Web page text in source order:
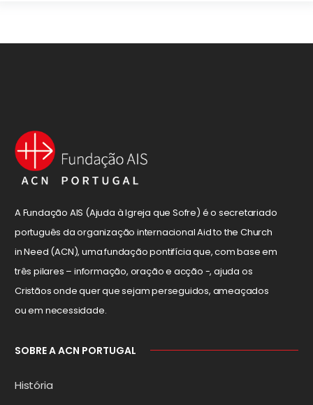
A Fundação AIS (Ajuda à Igreja que Sofre) é o secretariado
português da organização internacional Aid to the Church
in Need (ACN), uma fundação pontifícia que, com base em
três pilares – informação, oração e acção -, ajuda os
Cristãos onde quer que sejam perseguidos, ameaçados
ou em necessidade.
SOBRE A ACN PORTUGAL
História